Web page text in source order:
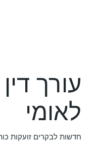
עורך
לאומי
חדשות לבקרים זועקות